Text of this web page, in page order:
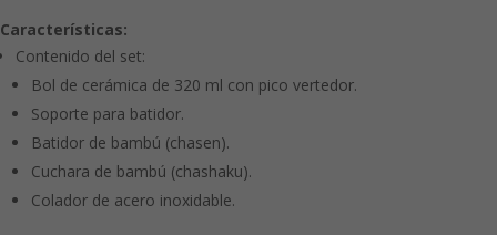
Características:
Contenido del set:
Bol de cerámica de 320 ml con pico vertedor.
Soporte para batidor.
Batidor de bambú (chasen).
Cuchara de bambú (chashaku).
Colador de acero inoxidable.